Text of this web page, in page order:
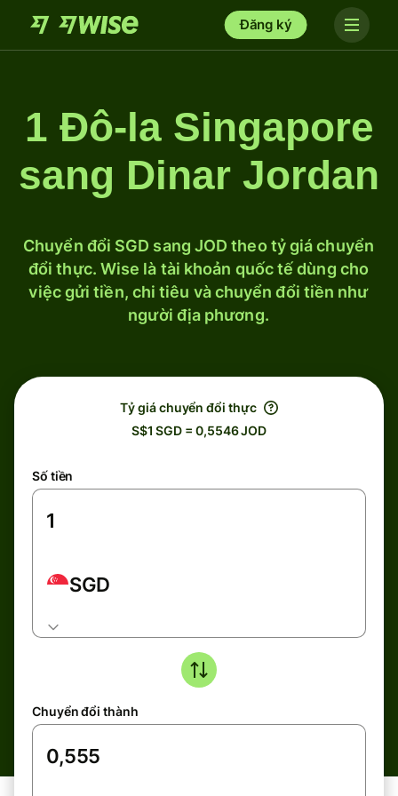
Đăng ký
1 Đô-la Singapore
sang Dinar Jordan
Chuyển đổi SGD sang JOD theo tỷ giá chuyển
đổi thực. Wise là tài khoản quốc tế dùng cho
việc gửi tiền, chi tiêu và chuyển đổi tiền như
người địa phương.
Tỷ giá chuyển đổi thực
S$1 SGD = 0,5546 JOD
Số tiền
SGD
Chuyển đổi thành